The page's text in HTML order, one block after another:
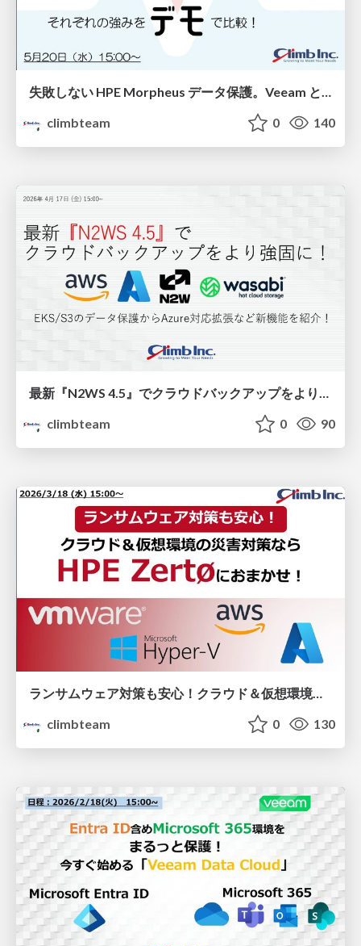
失敗しない HPE Morpheus データ保護。Veeam と HPE Zerto、それぞれの強みをデモで比較！
climbteam
0 140
最新『N2WS 4.5』でクラウドバックアップをより強固に！EKS/S3のデータ保護からAzure対応拡張など新機能を紹介！
climbteam
0 90
ランサムウェア対策も安心！クラウド＆仮想環境の災害対策なら「HPE Zerto」におまかせ！
climbteam
0 130